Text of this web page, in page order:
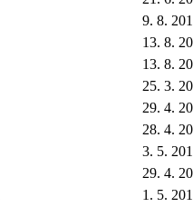
9. 8.
13. 8.
13. 8.
25. 3.
29. 4.
28. 4.
3. 5.
29. 4.
1. 5.